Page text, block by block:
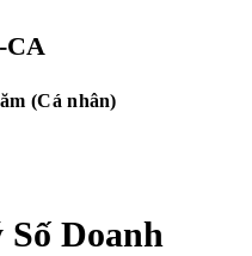
CA
(Cá nhân)
Doanh